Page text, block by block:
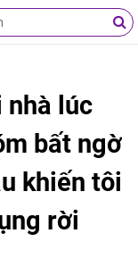
nhà lúc
bất ngờ
khiến tôi
rời